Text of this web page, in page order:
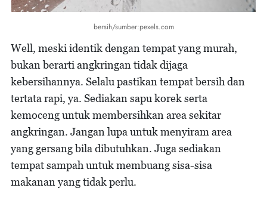
bersih/sumber:pexels.com
Well, meski identik dengan tempat yang murah,
bukan berarti angkringan tidak dijaga
kebersihannya. Selalu pastikan tempat bersih dan
tertata rapi, ya. Sediakan sapu korek serta
kemoceng untuk membersihkan area sekitar
angkringan. Jangan lupa untuk menyiram area
yang gersang bila dibutuhkan. Juga sediakan
tempat sampah untuk membuang sisa-sisa
makanan yang tidak perlu.